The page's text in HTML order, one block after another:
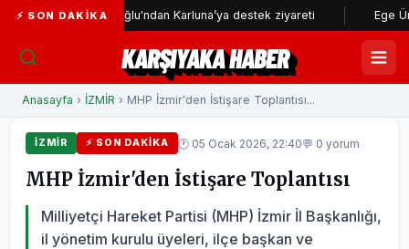
⚡ SON DAKIKA
Dağlıoğlu'ndan Karluna’ya destek ziyareti Ege
KARŞIYAKA HABER
Anasayfa › İZMİR › MHP İzmir'den İstişare Toplantısı...
İZMİR ⚡ SON DAKIKA 🕐 05 Ocak 2026, 22:40💬 0 yorum
MHP İzmir'den İstişare Toplantısı
Milliyetçi Hareket Partisi (MHP) İzmir İl Başkanlığı,
il yönetim kurulu üyeleri, ilçe başkan ve